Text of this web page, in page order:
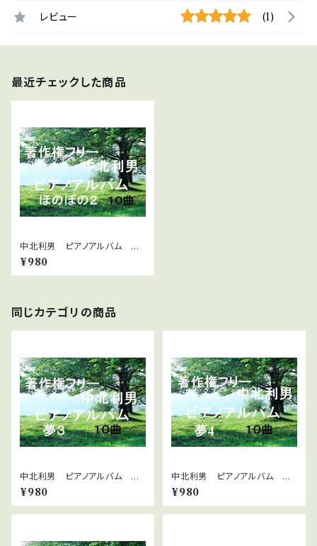
レビュー (1)
最近チェックした商品
中北利男 ピアノアルバム ほ
のぼの 2
¥980
同じカテゴリの商品
中北利男 ピアノアルバム 夢
３
¥980
中北利男 ピアノアルバム 夢
４
¥980